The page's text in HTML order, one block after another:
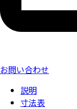
お問い合わせ
説明
寸法表